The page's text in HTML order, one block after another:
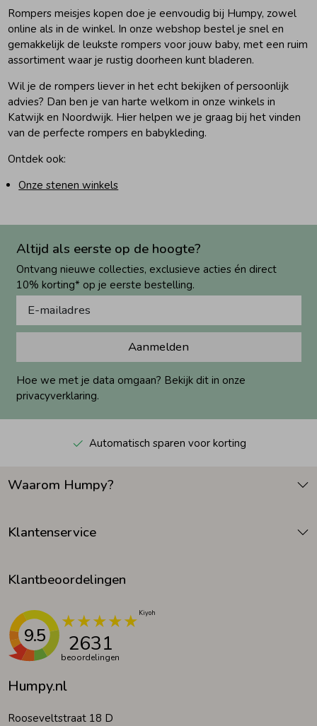
Rompers meisjes kopen doe je eenvoudig bij Humpy, zowel
online als in de winkel. In onze webshop bestel je snel en
gemakkelijk de leukste rompers voor jouw baby, met een ruim
assortiment waar je rustig doorheen kunt bladeren.
Wil je de rompers liever in het echt bekijken of persoonlijk
advies? Dan ben je van harte welkom in onze winkels in
Katwijk en Noordwijk. Hier helpen we je graag bij het vinden
van de perfecte rompers en babykleding.
Ontdek ook:
Onze stenen winkels
Altijd als eerste op de hoogte?
Ontvang nieuwe collecties, exclusieve acties én direct
10% korting* op je eerste bestelling.
Aanmelden
Hoe we met je data omgaan? Bekijk dit in onze
privacyverklaring.
Automatisch sparen voor korting
Humpy.nl
Rooseveltstraat 18 D
Waarom Humpy?
Klantenservice
Klantbeoordelingen
9.5 2631
beoordelingen